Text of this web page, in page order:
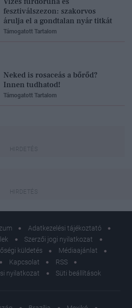
fesztiválszezon: szakorvos
árulja el a gondtalan nyár titkát
Támogatott Tartalom
Neked is rosaceás a bőrőd?
Innen tudhatod!
Támogatott Tartalom
Adatkezelési tájékoztató
Szerzői jogi nyilatkozat
küldetés
Médiaajánlat
Kapcsolat
RSS
nyilatkozat
Süti beállítások